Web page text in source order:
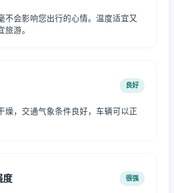
不会影响您出行的心情。温度适宜又
游。
良好
燥，交通气象条件良好，车辆可以正
度 很强